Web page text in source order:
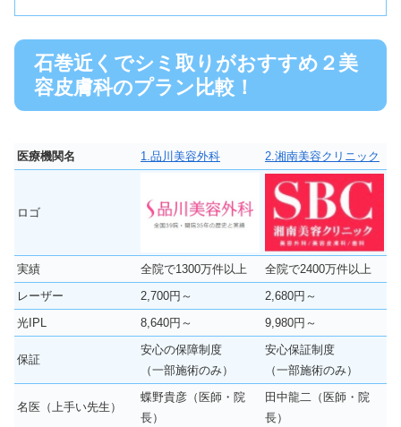
石巻近くでシミ取りがおすすめ２美
容皮膚科のプラン比較！
医療機関名 1.品川美容外科 2.湘南美容クリニック
ロゴ
実績 全院で1300万件以上
全院で2400万件以上
レーザー
2,700円～
2,680円～
光IPL
8,640円～ 9,980円～
保証
安心の保障制度
（一部施術のみ）
安心保証制度
（一部施術のみ）
名医（上手い先生）
蝶野貴彦（医師・院
長）
田中龍二（医師・院
長）